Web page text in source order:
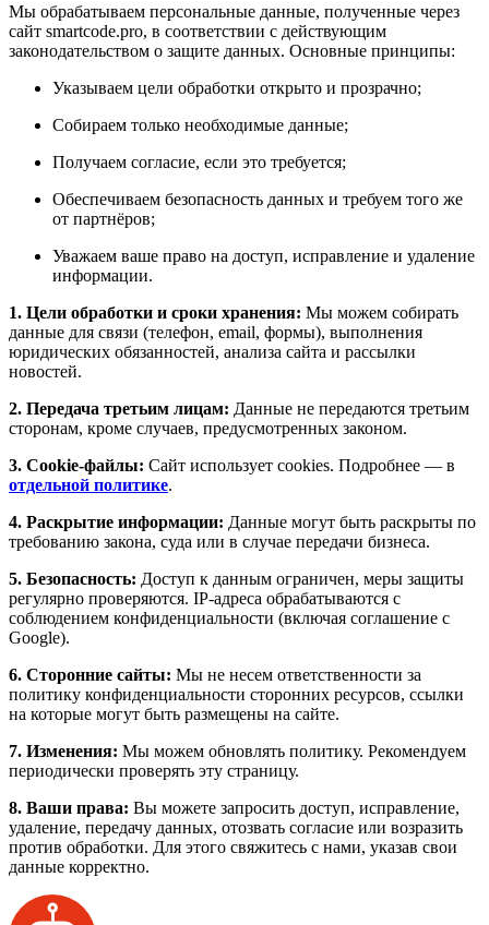
Мы обрабатываем персональные данные, полученные через
сайт smartcode.pro, в соответствии с действующим
законодательством о защите данных. Основные принципы:
Указываем цели обработки открыто и прозрачно;
Собираем только необходимые данные;
Получаем согласие, если это требуется;
Обеспечиваем безопасность данных и требуем того же
от партнёров;
Уважаем ваше право на доступ, исправление и удаление
информации.
1. Цели обработки и сроки хранения: Мы можем собирать
данные для связи (телефон, email, формы), выполнения
юридических обязанностей, анализа сайта и рассылки
новостей.
2. Передача третьим лицам: Данные не передаются третьим
сторонам, кроме случаев, предусмотренных законом.
3. Cookie-файлы: Сайт использует cookies. Подробнее — в
отдельной политике.
4. Раскрытие информации: Данные могут быть раскрыты по
требованию закона, суда или в случае передачи бизнеса.
5. Безопасность: Доступ к данным ограничен, меры защиты
регулярно проверяются. IP-адреса обрабатываются с
соблюдением конфиденциальности (включая соглашение с
Google).
6. Сторонние сайты: Мы не несем ответственности за
политику конфиденциальности сторонних ресурсов, ссылки
на которые могут быть размещены на сайте.
7. Изменения: Мы можем обновлять политику. Рекомендуем
периодически проверять эту страницу.
8. Ваши права: Вы можете запросить доступ, исправление,
удаление, передачу данных, отозвать согласие или возразить
против обработки. Для этого свяжитесь с нами, указав свои
данные корректно.